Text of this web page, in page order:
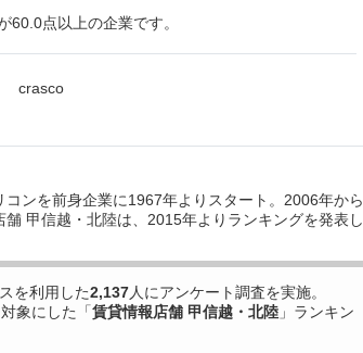
60.0点以上の企業です。
crasco
ンを前身企業に1967年よりスタート。2006年から
甲信越・北陸は、2015年よりランキングを発表し
を利用した2,137人にアンケート調査を実施。
象にした「賃貸情報店舗 甲信越・北陸 」ランキン